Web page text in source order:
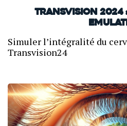
TransVision
Simuler l’intégralité du
Transvision24